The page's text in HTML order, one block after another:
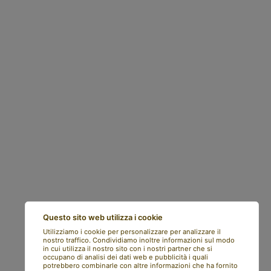
Questo sito web utilizza i cookie
Utilizziamo i cookie per personalizzare per analizzare il
nostro traffico. Condividiamo inoltre informazioni sul modo
in cui utilizza il nostro sito con i nostri partner che si
occupano di analisi dei dati web e pubblicità i quali
potrebbero combinarle con altre informazioni che ha fornito